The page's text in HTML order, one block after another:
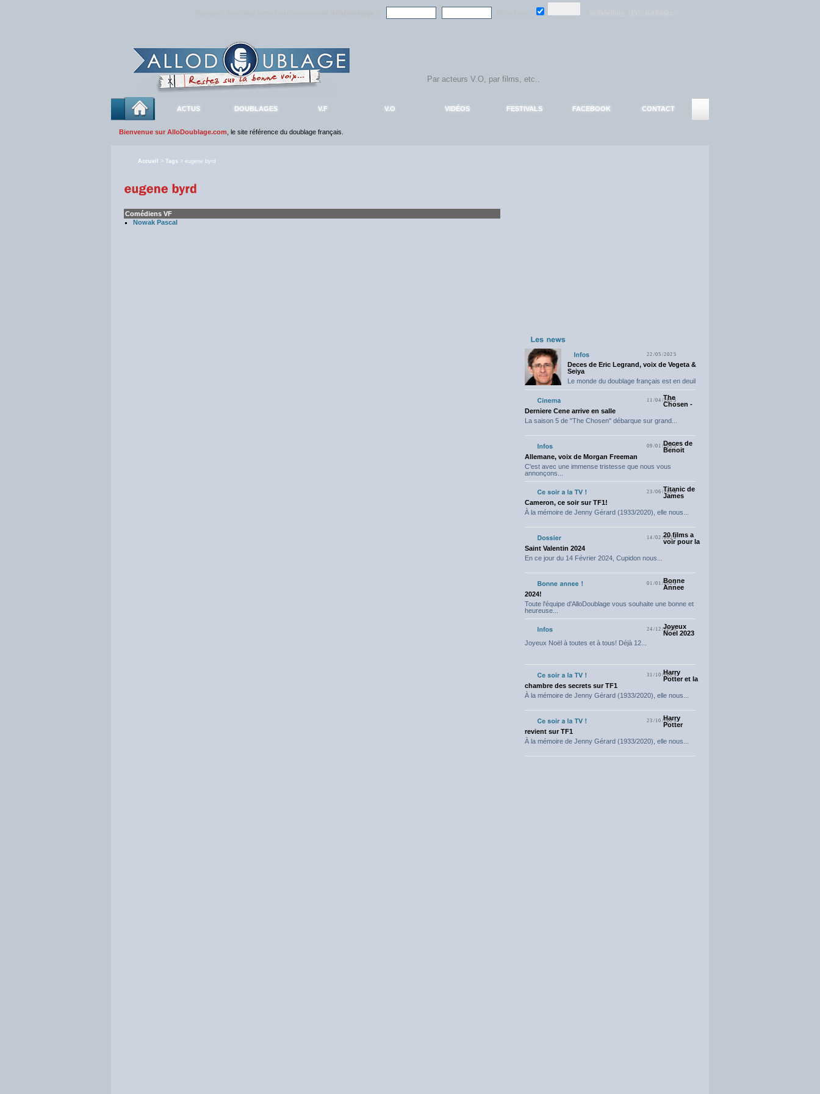
ACTUS DOUBLAGES V.F V.O VIDÉOS FESTIVALS FACEBOOK CONTACT
Bienvenue sur AlloDoublage.com , le site référence du doublage français.
Accueil > Tags > eugene byrd
Comédiens VF
Nowak Pascal
22/05/2025
Deces de Eric Legrand, voix de Vegeta &
Seiya
Le monde du doublage français est en deuil
11/04/2025
The
Chosen -
Derniere Cene arrive en salle
La saison 5 de "The Chosen" débarque sur grand...
09/01/2025Deces de
Benoit
Allemane, voix de Morgan Freeman
C'est avec une immense tristesse que nous vous
annonçons...
23/06/2024Titanic de
James
Cameron, ce soir sur TF1!
À la mémoire de Jenny Gérard (1933/2020), elle nous...
14/02/202420 films a
voir pour la
Saint Valentin 2024
En ce jour du 14 Février 2024, Cupidon nous...
01/01/2024
Bonne
Annee
2024!
Toute l'équipe d'AlloDoublage vous souhaite une bonne et
heureuse...
24/12/2023
Joyeux
Noel 2023
Joyeux Noël à toutes et à tous! Déjà 12...
31/10/2023
Harry
Potter et la
chambre des secrets sur TF1
À la mémoire de Jenny Gérard (1933/2020), elle nous...
23/10/2023
Harry
Potter
revient sur TF1
À la mémoire de Jenny Gérard (1933/2020), elle nous...